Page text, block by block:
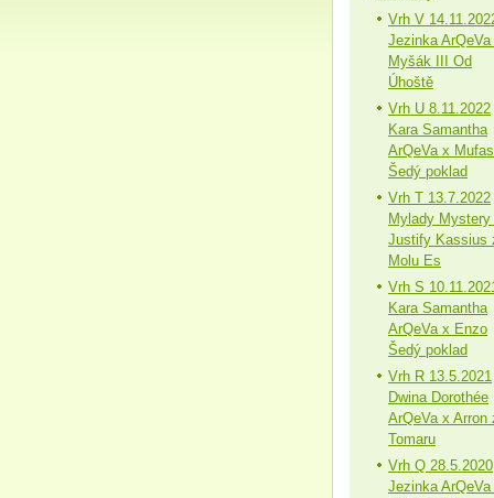
Vrh V
Jezinka ArQeVa
Myšák III Od
Úhoště
Vrh U 8.11.2022
Kara Samantha
ArQeVa x
Šedý poklad
Vrh T 13.7.2022
Mylady Mystery
Justify Kassius
Molu Es
Vrh S
Kara Samantha
ArQeVa x Enzo
Šedý poklad
Vrh R 13.5.2021
Dwina Dorothée
ArQeVa x Arron
Tomaru
Vrh Q 28.5.2020
Jezinka ArQeVa